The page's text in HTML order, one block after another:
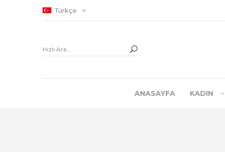
Türkçe
ANASAYFA KADIN